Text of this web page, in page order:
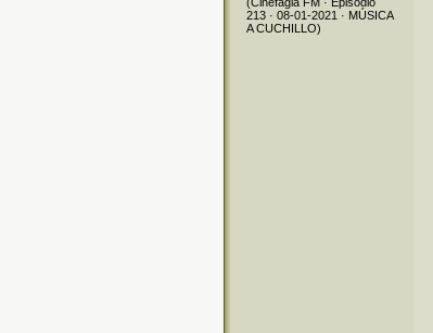
213 · 08-01-2021 · MÚSICA
A CUCHILLO)